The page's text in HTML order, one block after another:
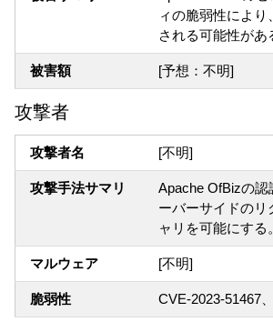
ィの脆弱性によ
される可能性があ
被害額 [予想：不明]
攻撃者
攻撃者名 [不明]
攻撃手法サマリ
Apache OfBizの
ーバーサイドのリ
ャリを可能にする。
マルウェア [不明]
脆弱性 CVE-2023-51467